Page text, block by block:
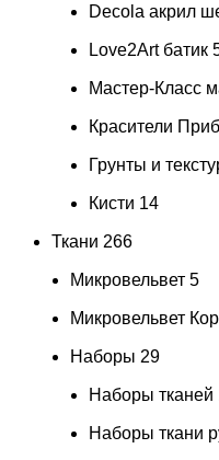
Decola акрил
Love2Art батик
Мастер-Класс
Красители
Грунты и
Кисти 14
Ткани 266
Микровельвет 5
Микровельвет
Наборы 29
Наборы тканей
Наборы ткани